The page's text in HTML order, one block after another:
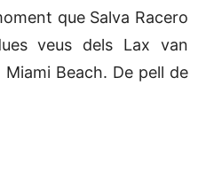
que Salva Racero
veus dels Lax van
Beach. De pell de